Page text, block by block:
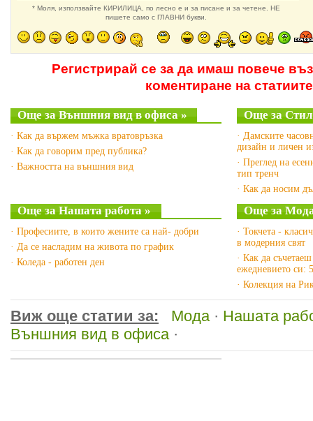
* Моля, използвайте КИРИЛИЦА, по лесно е и за писане и за четене. НЕ
пишете само с ГЛАВНИ букви.
Регистрирай се за да имаш повече
коментиране на статиите
Още за Външния вид в офиса »
· Как да вържем мъжка вратовръзка
· Как да говорим пред публика?
· Важността на външния вид
Още за
· Дамските
дизайн и личен
· Преглед на
тип тренч
· Как да носим
Още за Нашата работа »
· Професиите, в които жените са най- добри
· Да се насладим на живота по график
· Коледа - работен ден
Още за
· Токчета -
в модерния свят
· Как да
ежедневието си:
· Колекция на
Виж още статии за: Мода· Нашата
Външния вид в офиса·